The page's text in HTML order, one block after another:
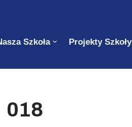
Szkoła Projekty Szkoły
018